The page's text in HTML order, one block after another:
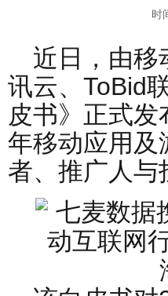
时
近日，由移
讯云、ToBid
皮书》正式
年移动应用及
者、推广人与